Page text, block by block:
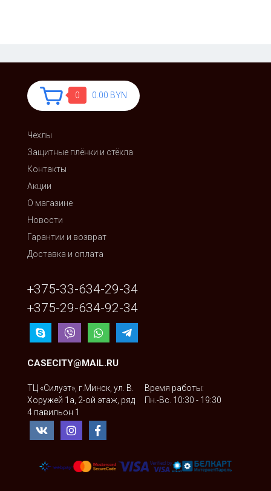
0 0.00 BYN
Чехлы
Защитные плёнки и стёкла
Контакты
Акции
О магазине
Новости
Гарантии и возврат
Доставка и оплата
+375-33-634-29-34
+375-29-634-92-34
CASECITY@MAIL.RU
ТЦ «Силуэт», г.Минск, ул. В.
Хоружей 1а, 2-ой этаж, ряд
4 павильон 1
Время работы:
Пн.-Вс. 10:30 - 19:30